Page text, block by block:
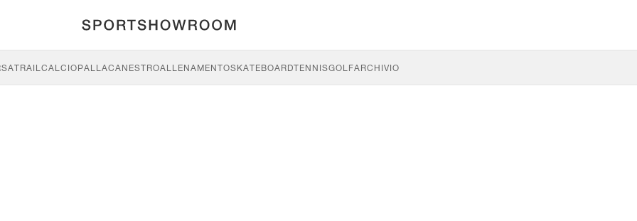
TRAILCALCIOPALLACANESTROALLENAMENTOSKATEBOARDTENNISGOLFARCHIVIO